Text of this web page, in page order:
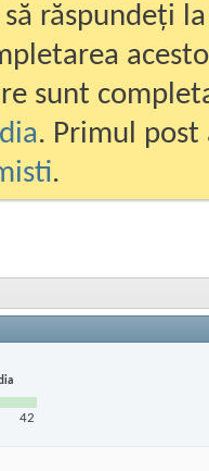
răspundeți
sunt
. Primul
.
42